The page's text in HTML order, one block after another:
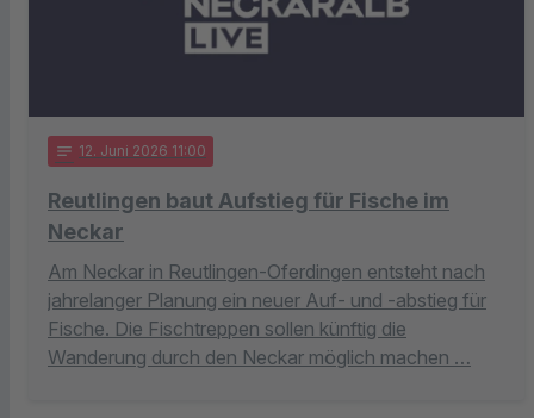
notes 12. Juni 2026 11:00
Reutlingen baut Aufstieg für Fische im
Neckar
Am Neckar in Reutlingen-Oferdingen entsteht nach
jahrelanger Planung ein neuer Auf- und -abstieg für
Fische. Die Fischtreppen sollen künftig die
Wanderung durch den Neckar möglich machen …